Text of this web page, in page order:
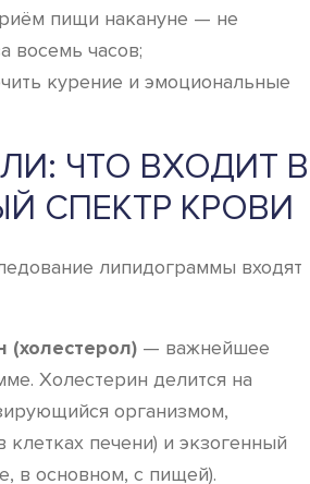
пищи накануне — не
восемь часов;
курение и эмоциональные
ЧТО ВХОДИТ В
СПЕКТР КРОВИ
липидограммы входят
(холестерол) — важнейшее
Холестерин делится на
организмом,
печени) и экзогенный
в основном, с пищей).